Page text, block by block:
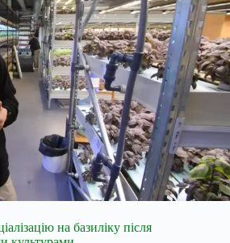
на базиліку після